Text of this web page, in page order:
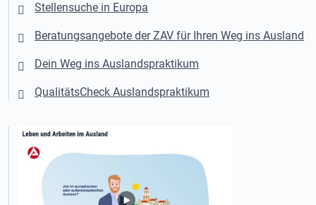
Stellensuche in Europa
Beratungsangebote der ZAV für Ihren Weg ins Ausland
Dein Weg ins Auslandspraktikum
QualitätsCheck Auslandspraktikum